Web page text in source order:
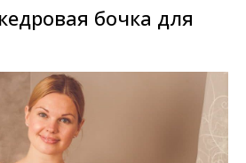
бочка для